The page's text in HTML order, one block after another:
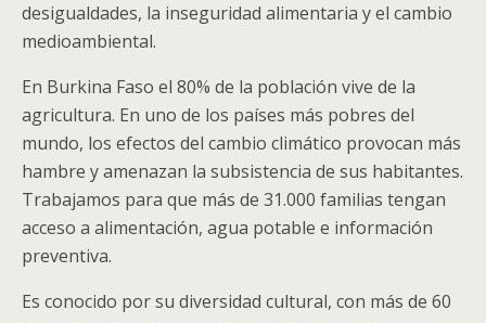
desigualdades, la inseguridad alimentaria y el cambio
medioambiental.
En Burkina Faso el 80% de la población vive de la
agricultura. En uno de los países más pobres del
mundo, los efectos del cambio climático provocan más
hambre y amenazan la subsistencia de sus habitantes.
Trabajamos para que más de 31.000 familias tengan
acceso a alimentación, agua potable e información
preventiva.
Es conocido por su diversidad cultural, con más de 60